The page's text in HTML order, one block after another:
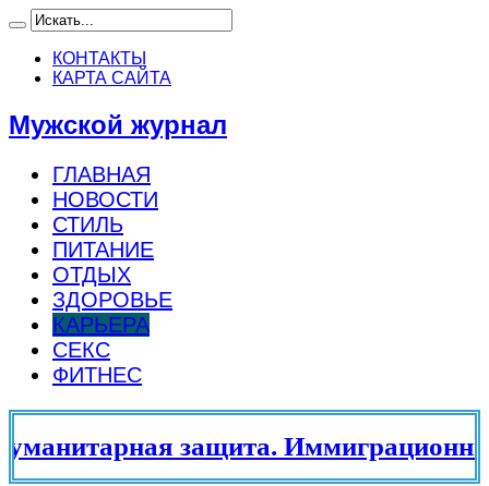
КОНТАКТЫ
КАРТА САЙТА
Мужской журнал
ГЛАВНАЯ
НОВОСТИ
СТИЛЬ
ПИТАНИЕ
ОТДЫХ
ЗДОРОВЬЕ
КАРЬЕРА
СЕКС
ФИТНЕС
защита. Иммиграционный